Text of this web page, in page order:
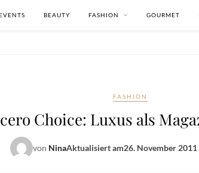
BEAUTY FASHION GOURMET
FASHION
Choice: Luxus als
von NinaAktualisiert am26. November